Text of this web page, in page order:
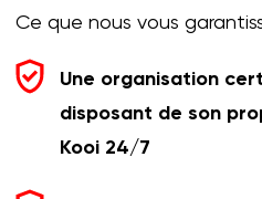
Ce que nous vous
Une organisation
disposant de son
Kooi 24/7